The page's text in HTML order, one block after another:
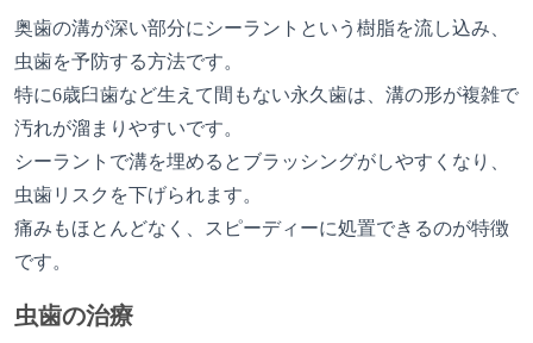
奥歯の溝が深い部分にシーラントという樹脂を流し込み、
虫歯を予防する方法です。
特に6歳臼歯など生えて間もない永久歯は、溝の形が複雑で
汚れが溜まりやすいです。
シーラントで溝を埋めるとブラッシングがしやすくなり、
虫歯リスクを下げられます。
痛みもほとんどなく、スピーディーに処置できるのが特徴
です。
虫歯の治療